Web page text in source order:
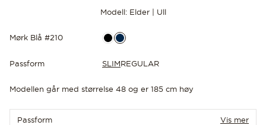
OPPDAG DE SISTE NYHETENE
Modell: Elder | Ull
Mørk Blå #210
Passform SLIMREGULAR
Modellen går med størrelse 48 og er 185 cm høy
Passform Vis mer